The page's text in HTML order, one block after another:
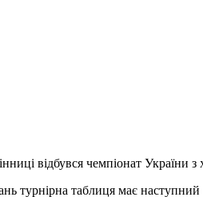
відбувся чемпіонат України
турнірна таблиця має наступний